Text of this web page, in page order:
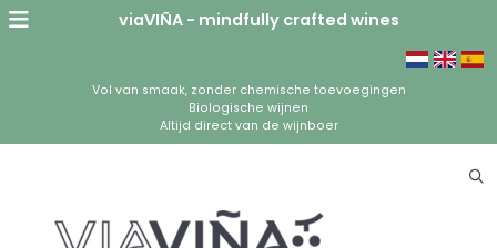
viaVIÑA - mindfully crafted wines
Vol van smaak, zonder chemische toevoegingen
Biologische wijnen
Altijd direct van de wijnboer